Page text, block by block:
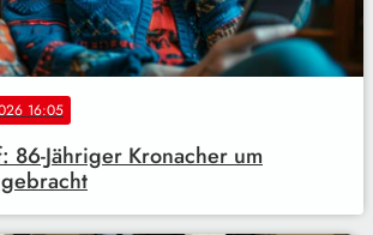
16:05
86-Jähriger Kronacher um